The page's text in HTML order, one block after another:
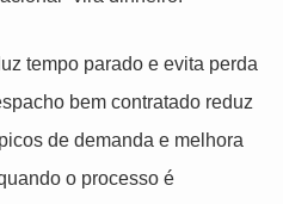
tempo parado e evita perda
bem contratado reduz
de demanda e melhora
o processo é